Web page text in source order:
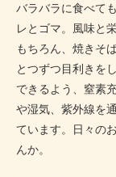
バラバラに食べて
レとゴマ。風味と
もちろん、焼きそ
とつずつ目利きを
できるよう、窒素
や湿気、紫外線を
ています。日々の
んか。